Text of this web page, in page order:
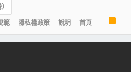
範 隱私權政策 說明 首頁
S